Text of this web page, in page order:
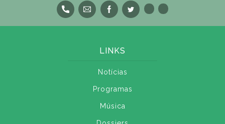
LINKS
Notícias
Programas
Música